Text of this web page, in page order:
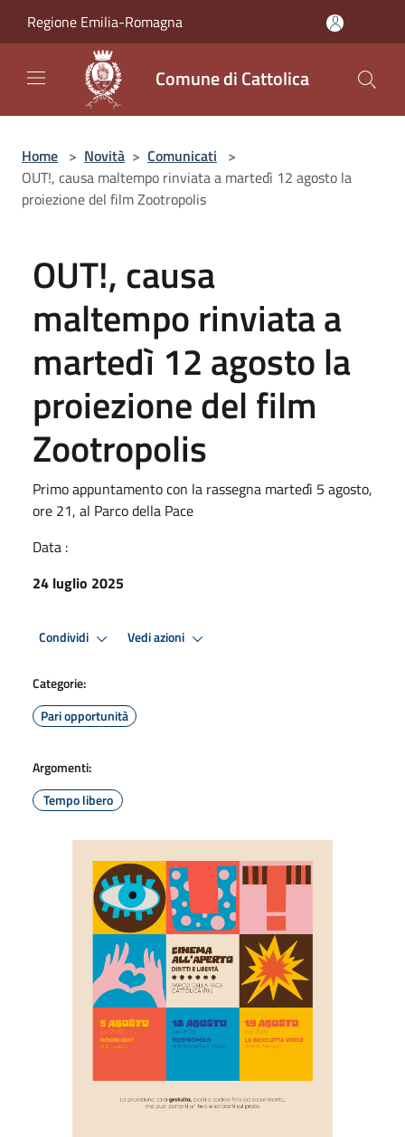
Regione Emilia-Romagna
Comune di Cattolica
Home > Novità > Comunicati >
OUT!, causa maltempo rinviata a martedì 12 agosto la
proiezione del film Zootropolis
OUT!, causa
maltempo rinviata a
martedì 12 agosto la
proiezione del film
Zootropolis
Primo appuntamento con la rassegna martedì 5 agosto,
ore 21, al Parco della Pace
Data :
24 luglio 2025
Condividi Vedi azioni
Categorie:
Pari opportunità
Argomenti:
Tempo libero